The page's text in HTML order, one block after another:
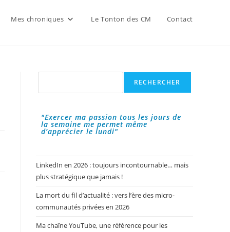
Mes chroniques Le Tonton des CM Contact
Rechercher
RECHERCHER
"Exercer ma passion tous les jours de
la semaine me permet même
d’apprécier le lundi"
LinkedIn en 2026 : toujours incontournable… mais
plus stratégique que jamais !
La mort du fil d’actualité : vers l’ère des micro-
communautés privées en 2026
Ma chaîne YouTube, une référence pour les